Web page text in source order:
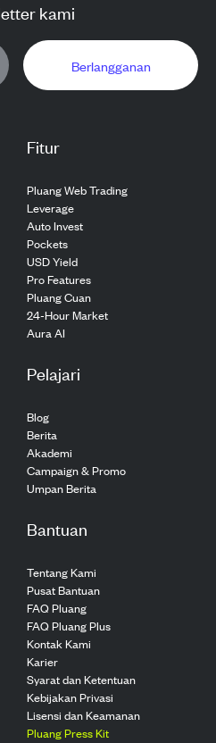
Fitur
Pluang Web Trading
Leverage
Auto Invest
Pockets
USD Yield
Pro Features
Pluang Cuan
24-Hour Market
Aura AI
Pelajari
Blog
Berita
Akademi
Campaign & Promo
Umpan Berita
Bantuan
Tentang Kami
Pusat Bantuan
FAQ Pluang
FAQ Pluang Plus
Kontak Kami
Karier
Syarat dan Ketentuan
Kebijakan Privasi
Lisensi dan Keamanan
Pluang Press Kit
kami
Berlangganan